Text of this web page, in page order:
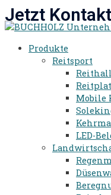
Jetzt
Produkte
Reitsport
Mobile
LED-